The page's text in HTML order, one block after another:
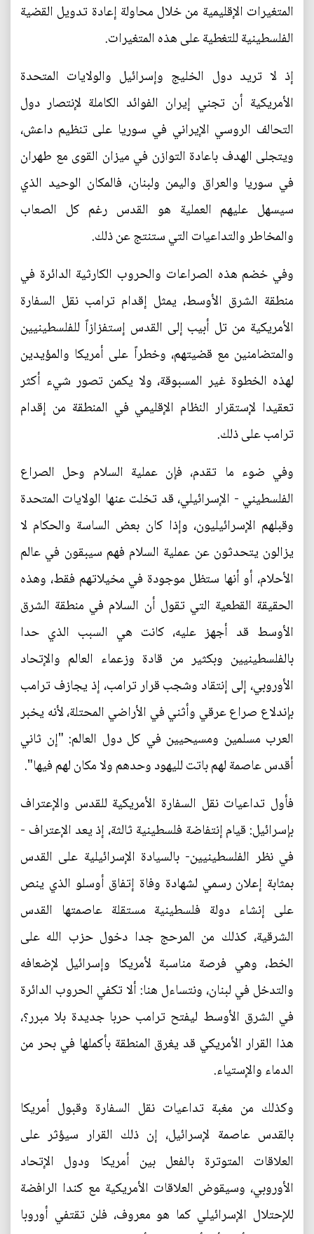
المتغيرات الإقليمية من خلال محاولة إعادة تدويل القضية
الفلسطينية للتغطية على هذه المتغيرات.
إذ لا تريد دول الخليج وإسرائيل والولايات المتحدة
الأمريكية أن تجني إيران الفوائد الكاملة لإنتصار دول
التحالف الروسي الإيراني في سوريا على تنظيم داعش،
ويتجلى الهدف باعادة التوازن في ميزان القوى مع طهران
في سوريا والعراق واليمن ولبنان، فالمكان الوحيد الذي
سيسهل عليهم العملية هو القدس رغم كل الصعاب
والمخاطر والتداعيات التي ستنتج عن ذلك.
وفي خضم هذه الصراعات والحروب الكارثية الدائرة في
منطقة الشرق الأوسط، يمثل إقدام ترامب نقل السفارة
الأمريكية من تل أبيب إلى القدس إستفزازاً للفلسطينيين
والمتضامنين مع قضيتهم، وخطراً على أمريكا والمؤيدين
لهذه الخطوة غير المسبوقة، ولا يكمن تصور شيء أكثر
تعقيدا لإستقرار النظام الإقليمي في المنطقة من إقدام
ترامب على ذلك.
وفي ضوء ما تقدم، فإن عملية السلام وحل الصراع
الفلسطيني - الإسرائيلي، قد تخلت عنها الولايات المتحدة
وقبلهم الإسرائيليون، وإذا كان بعض الساسة والحكام لا
يزالون يتحدثون عن عملية السلام فهم سيبقون في عالم
الأحلام، أو أنها ستظل موجودة في مخيلاتهم فقط، وهذه
الحقيقة القطعية التي تقول أن السلام في منطقة الشرق
الأوسط قد أجهز عليه، كانت هي السبب الذي حدا
بالفلسطينيين وبكثير من قادة وزعماء العالم والإتحاد
الأوروبي، إلى إنتقاد وشجب قرار ترامب، إذ يجازف ترامب
بإندلاع صراع عرقي وأثني في الأراضي المحتلة، لأنه يخبر
العرب مسلمين ومسيحيين في كل دول العالم: "إن ثاني
أقدس عاصمة لهم باتت لليهود وحدهم ولا مكان لهم فيها".
فأول تداعيات نقل السفارة الأمريكية للقدس والإعتراف
بإسرائيل: قيام إنتفاضة فلسطينية ثالثة، إذ يعد الإعتراف -
في نظر الفلسطينيين- بالسيادة الإسرائيلية على القدس
بمثابة إعلان رسمي لشهادة وفاة إتفاق أوسلو الذي ينص
على إنشاء دولة فلسطينية مستقلة عاصمتها القدس
الشرقية، كذلك من المرحج جدا دخول حزب الله على
الخط، وهي فرصة مناسبة لأمريكا وإسرائيل لإضعافه
والتدخل في لبنان، ونتساءل هنا: ألا تكفي الحروب الدائرة
في الشرق الأوسط ليفتح ترامب حربا جديدة بلا مبرر؟،
هذا القرار الأمريكي قد يغرق المنطقة بأكملها في بحر من
الدماء والإستياء.
وكذلك من مغبة تداعيات نقل السفارة وقبول أمريكا
بالقدس عاصمة لإسرائيل، إن ذلك القرار سيؤثر على
العلاقات المتوترة بالفعل بين أمريكا ودول الإتحاد
الأوروبي، وسيقوض العلاقات الأمريكية مع كندا الرافضة
للإحتلال الإسرائيلي كما هو معروف، فلن تقتفي أوروبا